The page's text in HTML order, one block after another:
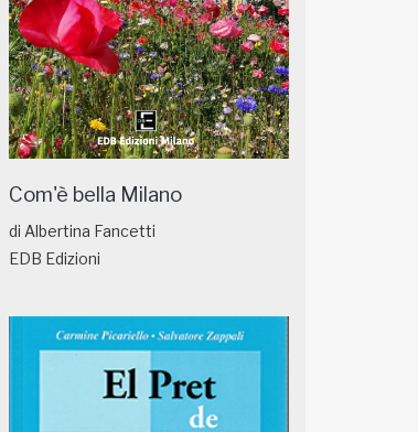
Com'è bella Milano
di Albertina Fancetti
EDB Edizioni